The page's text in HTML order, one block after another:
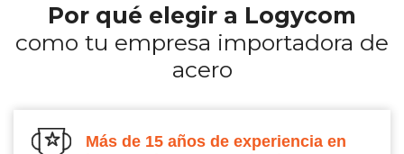
Por qué elegir a Logycom
como tu empresa importadora de
acero
Más de 15 años de experiencia en